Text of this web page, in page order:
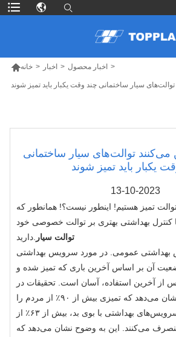
خانه > اخبار > اخبار محصول >
سیار ساختمانی چند وقت یکبار باید تمیز شوند
می‌کنند توالت‌های سیار ساختمانی
یکبار باید تمیز شوند
13-10-2023
تمیز هستیم! اینطور نیست؟! همانطور که
کنترل بهداشتی بهتری بر توالت خصوصی خود
توالت سیار
عمومی. در مورد سرویس بهداشتی
آن بر اساس آخرین باری که تمیز شده و
از آخرین استفاده، آسان است. تحقیقات در
مورد بهداشت توالت نشان می‌دهد که تمیزی بیش از ۹۰٪ از مردم را
نگران می‌کند و سرویس‌های بهداشتی با بوی بد، بیش از ۶۳٪ از
منصرف می‌کنند. این به وضوح نشان می‌دهد که